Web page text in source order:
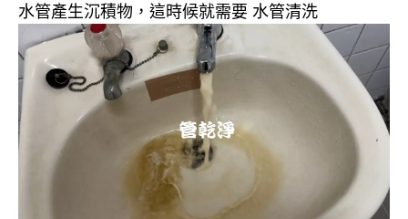
水管產生沉積物，這時候就需要 水管清洗